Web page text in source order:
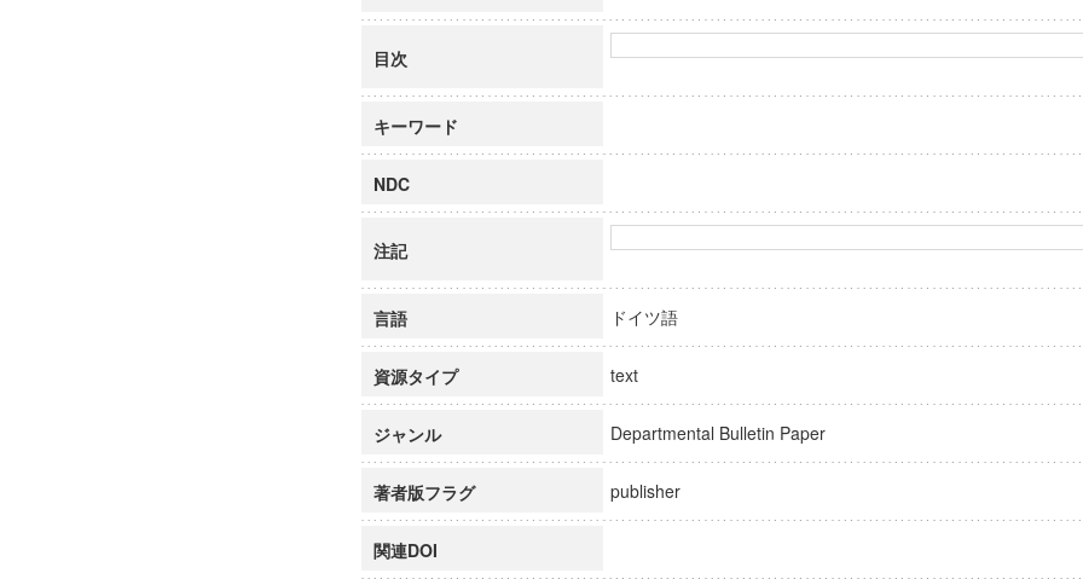
目次
キーワード
NDC
注記
言語 ドイツ語
資源タイプ text
ジャンル Departmental Bulletin Paper
著者版フラグ publisher
関連DOI